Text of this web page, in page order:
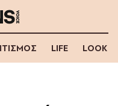
LIFE LOOK